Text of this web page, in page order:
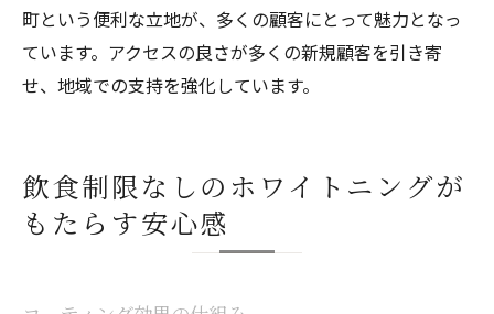
町という便利な立地が、多くの顧客にとって魅力となっ
ています。アクセスの良さが多くの新規顧客を引き寄
せ、地域での支持を強化しています。
飲食制限なしのホワイトニングが
もたらす安心感